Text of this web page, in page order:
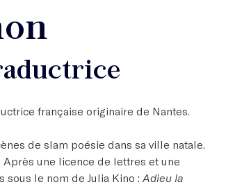
française originaire de Nantes.
de slam poésie dans sa ville natale.
une licence de lettres et une
le nom de Julia Kino : Adieu la